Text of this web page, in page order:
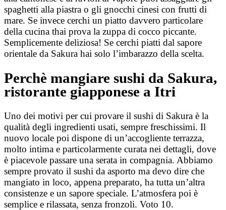
spaghetti alla piastra o gli gnocchi cinesi con frutti di
mare. Se invece cerchi un piatto davvero particolare
della cucina thai prova la zuppa di cocco piccante.
Semplicemente deliziosa! Se cerchi piatti dal sapore
orientale da Sakura hai solo l’imbarazzo della scelta.
Perchè mangiare sushi da Sakura,
ristorante giapponese a Itri
Uno dei motivi per cui provare il sushi di Sakura è la
qualità degli ingredienti usati, sempre freschissimi. Il
nuovo locale poi dispone di un’accogliente terrazza,
molto intima e particolarmente curata nei dettagli, dove
è piacevole passare una serata in compagnia. Abbiamo
sempre provato il sushi da asporto ma devo dire che
mangiato in loco, appena preparato, ha tutta un’altra
consistenze e un sapore speciale. L’atmosfera poi è
semplice e rilassata, senza fronzoli. Voto 10.